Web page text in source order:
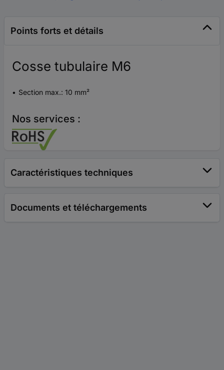
Points forts et détails
Cosse tubulaire M6
Section max.: 10 mm²
Nos services :
Caractéristiques techniques
Documents et téléchargements